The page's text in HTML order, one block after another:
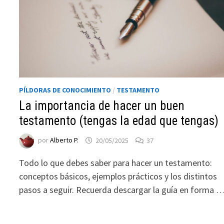
PÍLDORAS DE CONOCIMIENTO / TESTAMENTO
La importancia de hacer un buen
testamento (tengas la edad que tengas)
porAlberto P. 20/05/2025 37
Todo lo que debes saber para hacer un testamento:
conceptos básicos, ejemplos prácticos y los distintos
pasos a seguir. Recuerda descargar la guía en forma
Necesarias
Estas
son
opcionales.
Son